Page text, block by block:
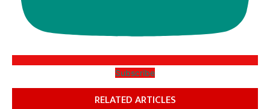
Subscribe
RELATED ARTICLES